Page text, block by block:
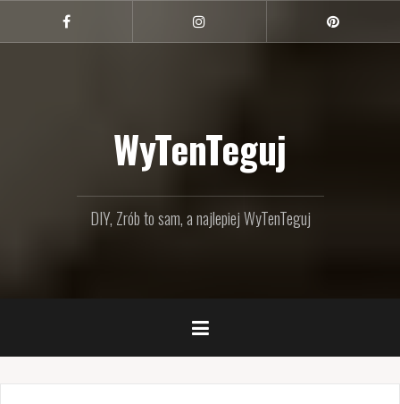
treści
Facebook
WyTenTeguj
DIY, Zrób to sam, a najlepiej WyTenTeguj